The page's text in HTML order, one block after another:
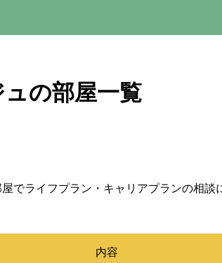
の部屋一覧
の部屋一覧》
でライフプラン・キャリアプランの相談
内容